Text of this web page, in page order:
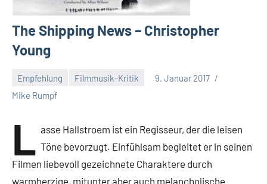
The Shipping News – Christopher
Young
Empfehlung Filmmusik-Kritik
9. Januar 2017
Mike Rumpf
L asse Hallstroem ist ein Regisseur, der die leisen
Töne bevorzugt. Einfühlsam begleitet er in seinen
Filmen liebevoll gezeichnete Charaktere durch
warmherzige, mitunter aber auch melancholische